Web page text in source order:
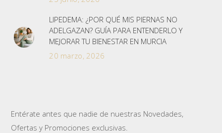
LIPEDEMA: ¿POR QUÉ MIS PIERNAS NO
ADELGAZAN? GUÍA PARA ENTENDERLO Y
MEJORAR TU BIENESTAR EN MURCIA
20 marzo, 2026
Entérate antes que nadie de nuestras Novedades,
Ofertas y Promociones exclusivas.